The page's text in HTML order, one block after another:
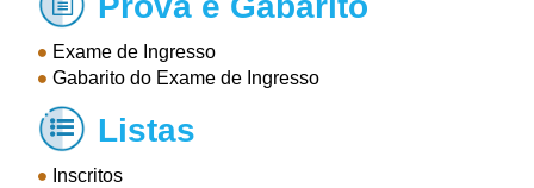
Exame de Ingresso
Gabarito do Exame de Ingresso
 Listas
Inscritos